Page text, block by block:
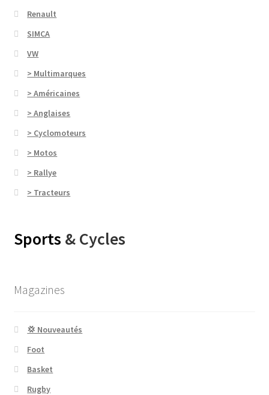
Renault
SIMCA
VW
> Multimarques
> Américaines
> Anglaises
> Cyclomoteurs
> Motos
> Rallye
> Tracteurs
Sports & Cycles
Magazines
💢 Nouveautés
Foot
Basket
Rugby